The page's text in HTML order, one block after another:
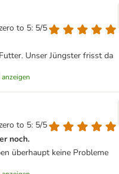
to 5: 5/5
Unser Jüngster frisst da
to 5: 5/5
noch.
überhaupt keine Probleme